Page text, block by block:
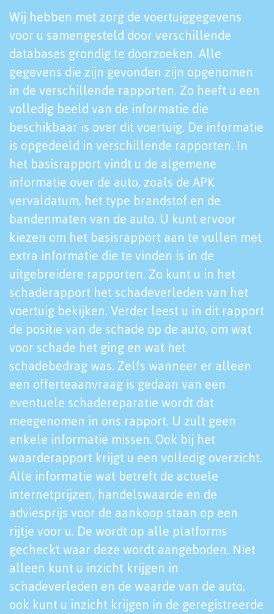
Wij hebben met zorg de voertuiggegevens
voor u samengesteld door verschillende
databases grondig te doorzoeken. Alle
gegevens die zijn gevonden zijn opgenomen
in de verschillende rapporten. Zo heeft u een
volledig beeld van de informatie die
beschikbaar is over dit voertuig. De informatie
is opgedeeld in verschillende rapporten. In
het basisrapport vindt u de algemene
informatie over de auto, zoals de APK
vervaldatum, het type brandstof en de
bandenmaten van de auto. U kunt ervoor
kiezen om het basisrapport aan te vullen met
extra informatie die te vinden is in de
uitgebreidere rapporten. Zo kunt u in het
schaderapport het schadeverleden van het
voertuig bekijken. Verder leest u in dit rapport
de positie van de schade op de auto, om wat
voor schade het ging en wat het
schadebedrag was. Zelfs wanneer er alleen
een offerteaanvraag is gedaan van een
eventuele schadereparatie wordt dat
meegenomen in ons rapport. U zult geen
enkele informatie missen. Ook bij het
waarderapport krijgt u een volledig overzicht.
Alle informatie wat betreft de actuele
internetprijzen, handelswaarde en de
adviesprijs voor de aankoop staan op een
rijtje voor u. De wordt op alle platforms
gecheckt waar deze wordt aangeboden. Niet
alleen kunt u inzicht krijgen in
schadeverleden en de waarde van de auto,
ook kunt u inzicht krijgen in de geregistreerde